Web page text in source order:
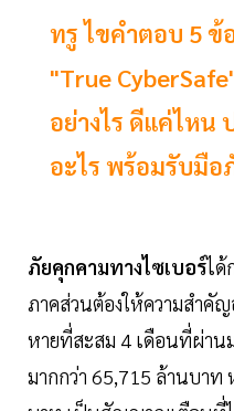
ทรู ไขคำตอบ 5 ข้
"True
อย่างไร ดีแค่ไหน
อะไร พร้อมรับมือ
ภัยคุกคามทางไซเบอร์ได้
ภาคส่วนต้องให้ความสำคัญ
หายที่สะสม 4 เดือนที่ผ่าน
มากกว่า 65,715 ล้านบาท